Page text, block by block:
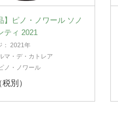
】ピノ・ノワール ソノ
ティ 2021
2021年
マ・デ・カトレア
ノ・ノワール
別）